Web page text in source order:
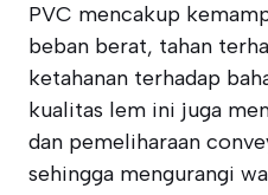
PVC mencakup
beban berat, tahan
ketahanan terhadap
kualitas lem ini juga
dan pemeliharaan
sehingga mengurangi